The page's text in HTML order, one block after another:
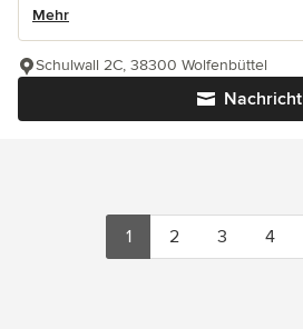
Mehr
Nachricht
Schulwall 2C, 38300 Wolfenbüttel
1 2 3 4